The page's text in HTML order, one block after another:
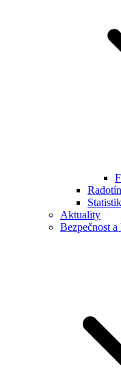
Aktuality
Bezpečnost